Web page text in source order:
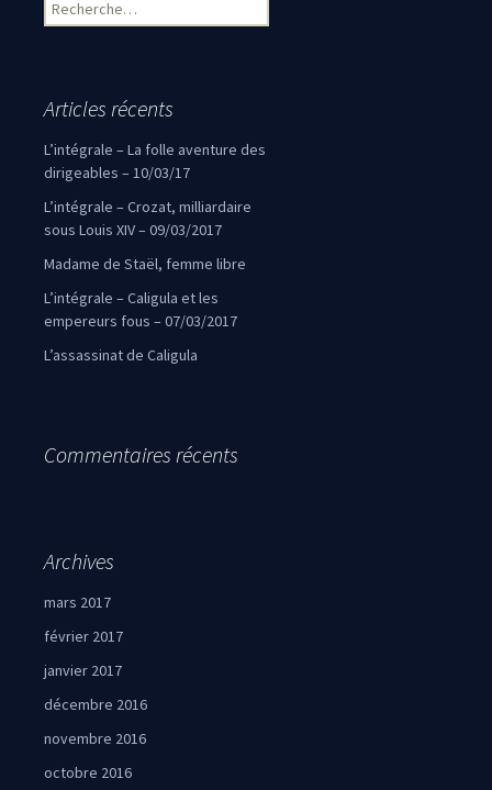
Articles récents
L’intégrale – La folle aventure des
dirigeables – 10/03/17
L’intégrale – Crozat, milliardaire
sous Louis XIV – 09/03/2017
Madame de Staël, femme libre
L’intégrale – Caligula et les
empereurs fous – 07/03/2017
L’assassinat de Caligula
Commentaires récents
Archives
mars 2017
février 2017
janvier 2017
décembre 2016
novembre 2016
octobre 2016